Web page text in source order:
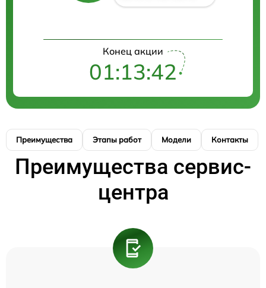
Конец акции
01:13:41
Преимущества Этапы работ Модели Контакты
Преимущества сервис-
центра